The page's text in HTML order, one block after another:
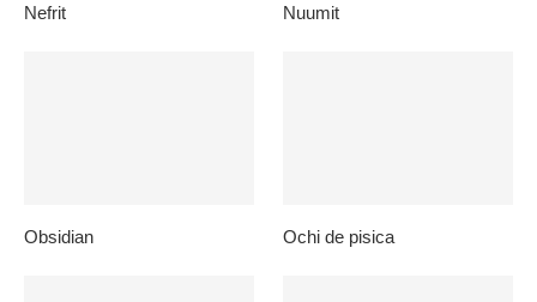
Nefrit Nuumit
Obsidian Ochi de pisica